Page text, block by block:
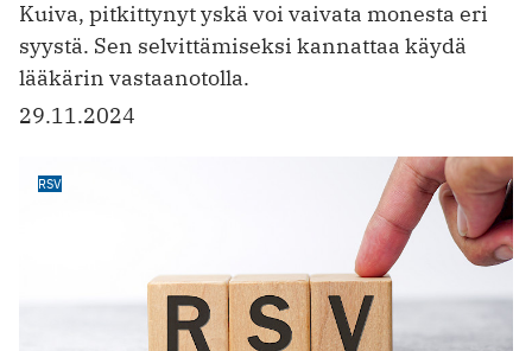
Kuiva, pitkittynyt yskä voi vaivata monesta eri
syystä. Sen selvittämiseksi kannattaa käydä
lääkärin vastaanotolla.
29.11.2024
RSV